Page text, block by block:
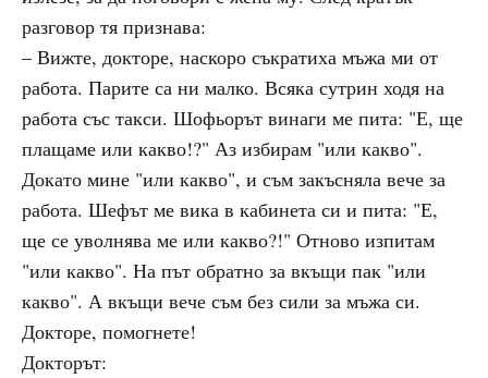
разговор тя признава:
– Вижте, докторе, наскоро съкратиха мъжа ми от
работа. Парите са ни малко. Всяка сутрин ходя на
работа със такси. Шофьорът винаги ме пита: "Е, ще
плащаме или какво!?" Аз избирам "или какво".
Докато мине "или какво", и съм закъсняла вече за
работа. Шефът ме вика в кабинета си и пита: "Е,
ще се уволнява ме или какво?!" Отново изпитам
"или какво". На път обратно за вкъщи пак "или
какво". А вкъщи вече съм без сили за мъжа си.
Докторе, помогнете!
Докторът: